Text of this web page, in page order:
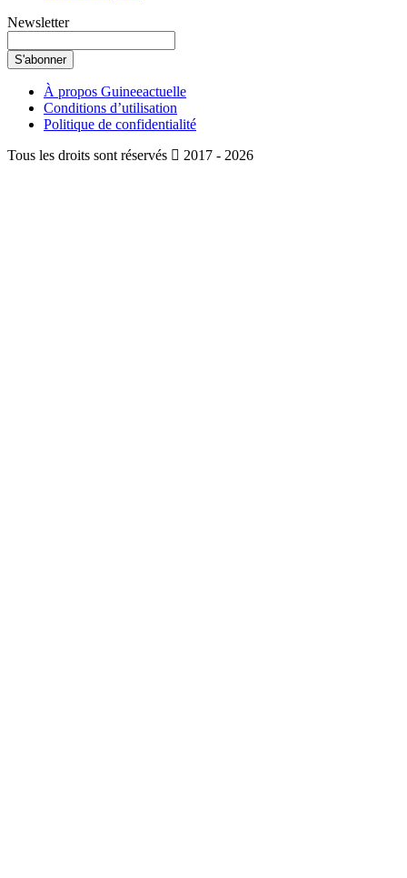
Newsletter
S'abonner
À propos Guineeactuelle
Conditions d’utilisation
Politique de confidentialité
Tous les droits sont réservés
2017 - 2026